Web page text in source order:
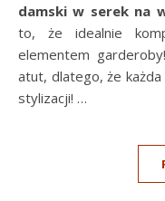
damski w serek na
to, że idealnie
elementem
atut, dlatego, że
stylizacji! …